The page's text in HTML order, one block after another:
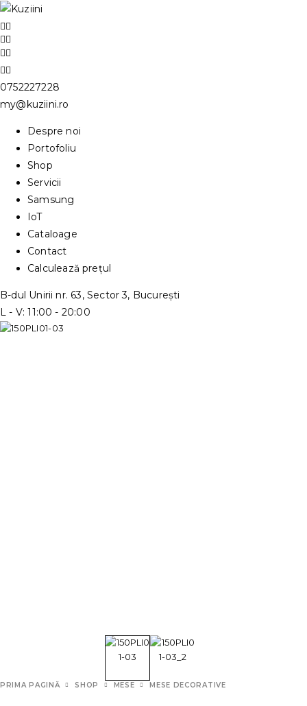
0752227228
my@kuziini.ro
Despre noi
Portofoliu
Shop
Servicii
Samsung
IoT
Cataloage
Contact
Calculează prețul
B-dul Unirii nr. 63, Sector 3, București
L - V: 11:00 - 20:00
PRIMA PAGINĂ SHOP MESE MESE DECORATIVE